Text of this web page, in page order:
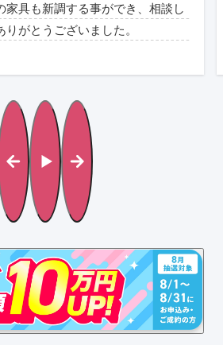
家具も新調する事ができ、相談し
がとうございました。